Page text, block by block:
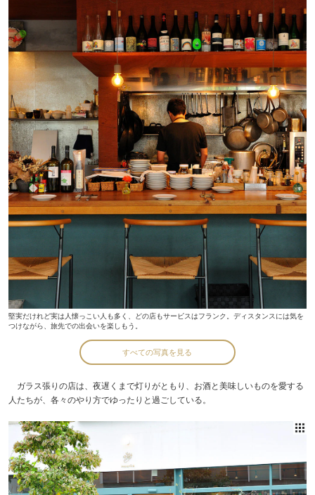
堅実だけれど実は人懐っこい人も多く、どの店もサービスはフランク。ディスタンスには気を
つけながら、旅先での出会いを楽しもう。
すべての写真を見る
ガラス張りの店は、夜遅くまで灯りがともり、お酒と美味しいものを愛する
人たちが、各々のやり方でゆったりと過ごしている。